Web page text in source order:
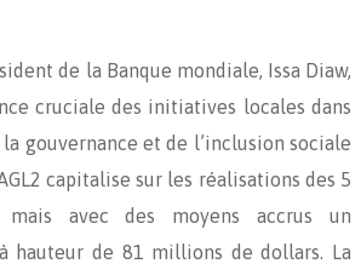
de la Banque mondiale, Issa Diaw,
cruciale des initiatives locales dans
gouvernance et de l’inclusion sociale
capitalise sur les réalisations des 5
mais avec des moyens accrus un
hauteur de 81 millions de dollars. La